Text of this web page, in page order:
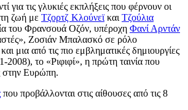
για τις γλυκιές εκπλήξεις που φέρνουν οι
ζωή με Τζορτζ Κλούνεϊκαι Τζούλια
του Φρανσουά Οζόν, υπέροχη Φανί Αρντάν
Ζοσιάν Μπαλασκό σε ρόλο
και μια από τις πιο εμβληματικές δημιουργίες
2008), το «Ριφιφί», η πρώτη ταινία που
στην Ευρώπη.
που προβάλλονται στις αίθουσες από τις 8